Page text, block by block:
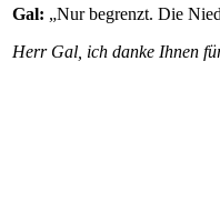
Gal: „Nur begrenzt. Die
Herr Gal, ich danke Ihnen